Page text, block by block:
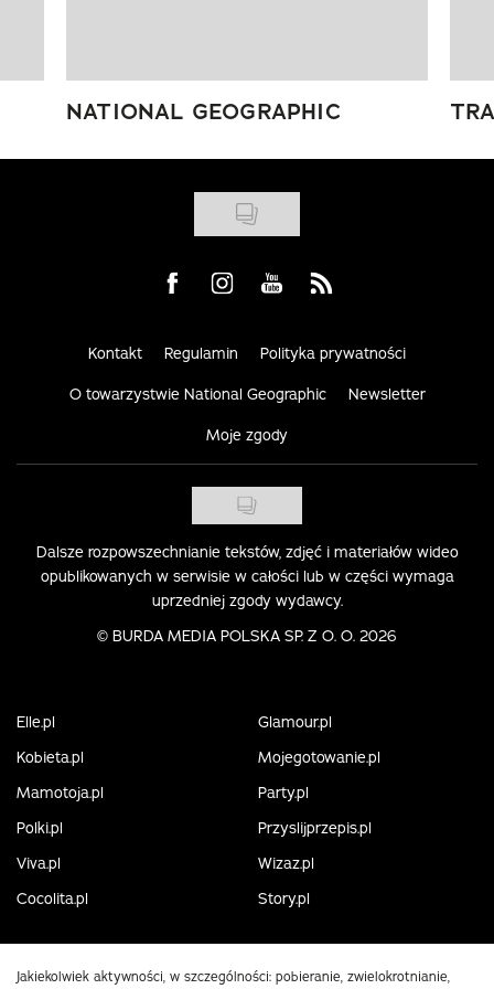
NATIONAL GEOGRAPHIC
Visit us on Facebook
Visit us on Instagram
Visit us on Youtube
Visit us on Rss
Kontakt Regulamin Polityka prywatności
O towarzystwie National Geographic Newsletter
Moje zgody
Dalsze rozpowszechnianie tekstów, zdjęć i materiałów wideo
opublikowanych w serwisie w całości lub w części wymaga
uprzedniej zgody wydawcy.
© BURDA MEDIA POLSKA SP. Z O. O. 2026
Elle.pl
Glamour.pl
Kobieta.pl
Mojegotowanie.pl
Mamotoja.pl
Party.pl
Polki.pl
Przyslijprzepis.pl
Viva.pl
Wizaz.pl
Cocolita.pl
Story.pl
Jakiekolwiek aktywności, w szczególności: pobieranie, zwielokrotnianie,